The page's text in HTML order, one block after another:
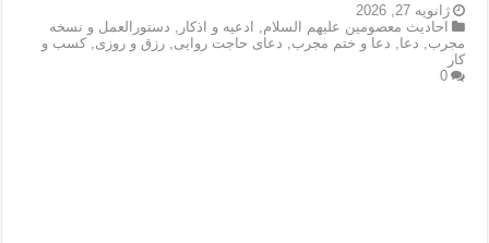
ژانویه 27, 2026
احاديث معصومين عليهم السلام
ادعيه و اذكار
دستورالعمل و نسخه
مجرب
دعا دعا و ختم مجرب دعای حاجت روایی ,رزق و روزی ,کسب و
کار
0